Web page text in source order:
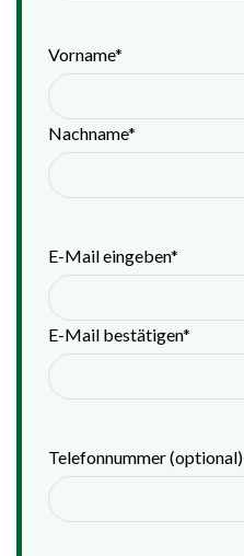
(erforderlich)
Vorname*
Nachname*
(erforderlich)
E-Mail eingeben*
E-Mail bestätigen*
Telefonnummer (optional)